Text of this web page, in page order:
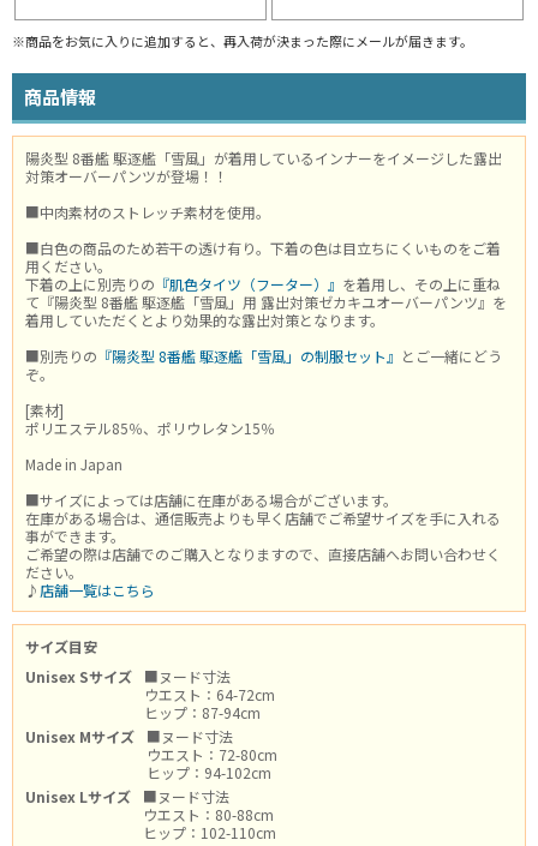
※商品をお気に入りに追加すると、再入荷が決まった際にメールが届きます。
商品情報
陽炎型 8番艦 駆逐艦「雪風」が着用しているインナーをイメージした露出
対策オーバーパンツが登場！！
■中肉素材のストレッチ素材を使用。
■白色の商品のため若干の透け有り。下着の色は目立ちにくいものをご着
用ください。
下着の上に別売りの 『肌色タイツ（フーター）』 を着用し、その上に重ね
て『陽炎型 8番艦 駆逐艦「雪風」用 露出対策ゼカキユオーバーパンツ』を
着用していただくとより効果的な露出対策となります。
■別売りの 『陽炎型 8番艦 駆逐艦「雪風」の制服セット』 とご一緒にどう
ぞ。
[素材]
ポリエステル85％、ポリウレタン15％
Made in Japan
■サイズによっては店舗に在庫がある場合がございます。
在庫がある場合は、通信販売よりも早く店舗でご希望サイズを手に入れる
事ができます。
ご希望の際は店舗でのご購入となりますので、直接店舗へお問い合わせく
ださい。
♪ 店舗一覧はこちら
サイズ目安
Unisex Sサイズ
■ヌード寸法
ウエスト：64-72cm
ヒップ：87-94cm
Unisex Mサイズ
■ヌード寸法
ウエスト：72-80cm
ヒップ：94-102cm
Unisex Lサイズ
■ヌード寸法
ウエスト：80-88cm
ヒップ：102-110cm